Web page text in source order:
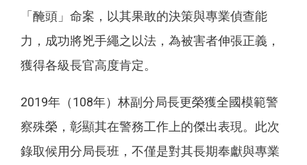
「醃頭」命案，以其果敢的決策與專業偵查能
力，成功將兇手繩之以法，為被害者伸張正義，
獲得各級長官高度肯定。
2019年（108年）林副分局長更榮獲全國模範警
察殊榮，彰顯其在警務工作上的傑出表現。此次
錄取候用分局長班，不僅是對其長期奉獻與專業